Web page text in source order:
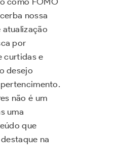
nossa
atualização
por
curtidas e
desejo
não é um
uma
que
na